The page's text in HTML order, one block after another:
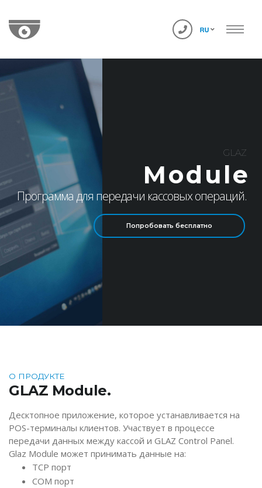
GLAZ
Module
Программа для передачи кассовых операций.
Попробовать бесплатно
О ПРОДУКТЕ
GLAZ Module.
Десктопное приложение, которое устанавливается на
POS-терминалы клиентов. Участвует в процессе
передачи данных между кассой и GLAZ Control Panel.
Glaz Module может принимать данные на:
TCP порт
COM порт